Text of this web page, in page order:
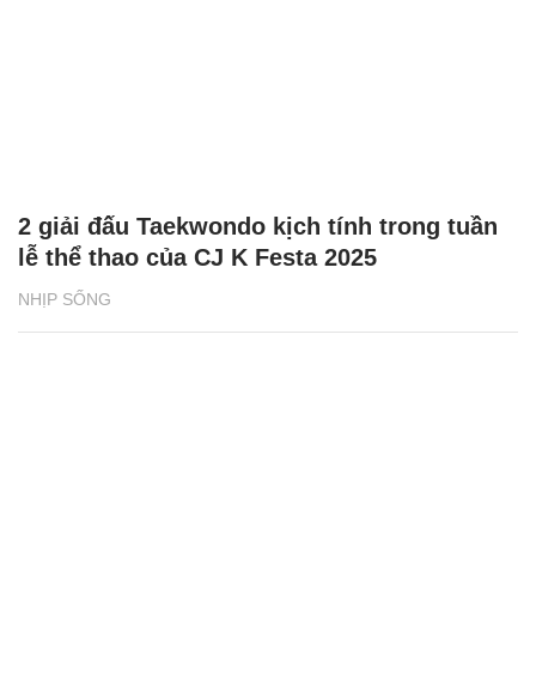
NHỊP SỐNG
2 giải đấu Taekwondo kịch tính trong tuần
lễ thể thao của CJ K Festa 2025